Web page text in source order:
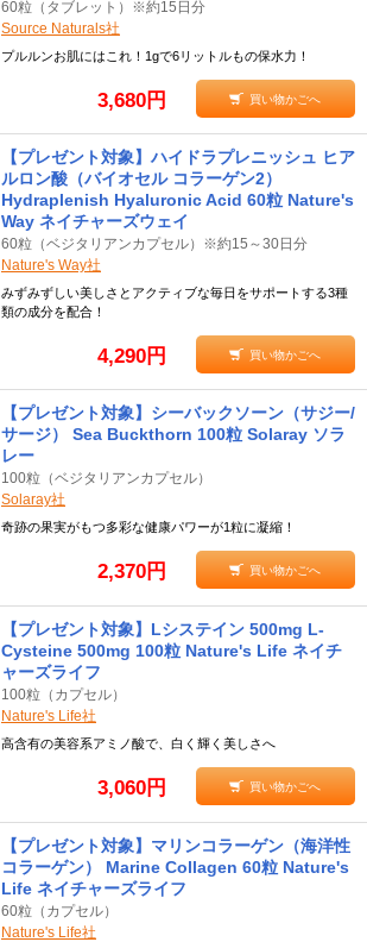
60粒（タブレット）※約15日分
Source Naturals社
プルルンお肌にはこれ！1gで6リットルもの保水力！
3,680円 買い物かごへ
【プレゼント対象】ハイドラプレニッシュ ヒア
ルロン酸（バイオセル コラーゲン2）
Hydraplenish Hyaluronic Acid 60粒 Nature's
Way ネイチャーズウェイ
60粒（ベジタリアンカプセル）※約15～30日分
Nature's Way社
みずみずしい美しさとアクティブな毎日をサポートする3種
類の成分を配合！
4,290円 買い物かごへ
【プレゼント対象】シーバックソーン（サジー/
サージ） Sea Buckthorn 100粒 Solaray ソラ
レー
100粒（ベジタリアンカプセル）
Solaray社
奇跡の果実がもつ多彩な健康パワーが1粒に凝縮！
2,370円 買い物かごへ
【プレゼント対象】Lシステイン 500mg L-
Cysteine 500mg 100粒 Nature's Life ネイチ
ャーズライフ
100粒（カプセル）
Nature's Life社
高含有の美容系アミノ酸で、白く輝く美しさへ
3,060円 買い物かごへ
【プレゼント対象】マリンコラーゲン（海洋性
コラーゲン） Marine Collagen 60粒 Nature's
Life ネイチャーズライフ
60粒（カプセル）
Nature's Life社